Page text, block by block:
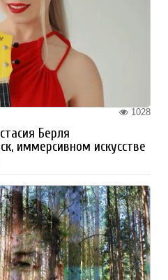
1028
Берля
иммерсивном искусстве